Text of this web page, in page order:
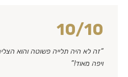
10/10
“זה לא היה תלייה פשוטה והוא
ויפה מאוד!”